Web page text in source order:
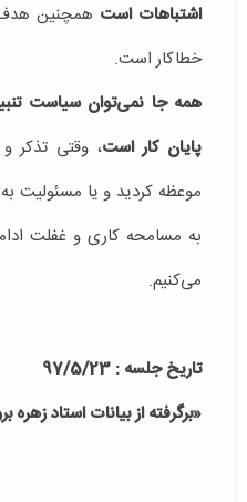
اشتباهات است همچنین هدف
خطاکار است.
همه جا نمی‌توان سیاست
پایان کار است، وقتی تذکر
موعظه کردید و یا مسئولیت
به مسامحه کاری و غفلت
می‌کنیم.
تاریخ جلسه : 97/5/23
«برگرفته از بیانات استاد زهره